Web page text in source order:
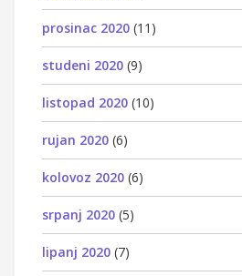
prosinac 2020 (11)
studeni 2020 (9)
listopad 2020 (10)
rujan 2020 (6)
kolovoz 2020 (6)
srpanj 2020 (5)
lipanj 2020 (7)